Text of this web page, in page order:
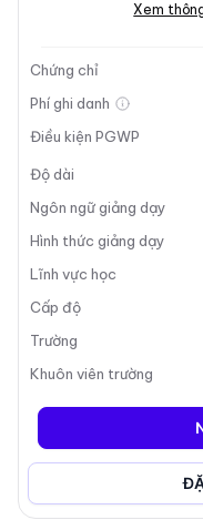
Cập nhật lần cuối vào
Tổng
Xem
Chứng chỉ
Phí ghi danh
Điều kiện PGWP
Độ dài
Ngôn ngữ giảng dạy
Hình thức giảng dạy
Lĩnh vực học
Cấp độ
Trường
Khuôn viên trường